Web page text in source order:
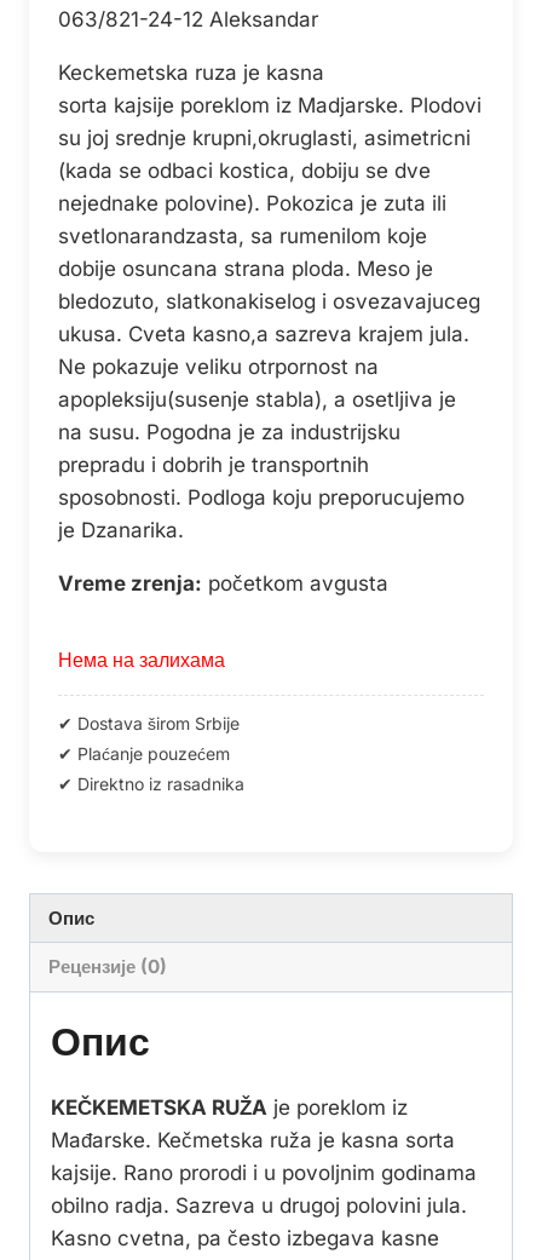
063/821-24-12 Aleksandar
Keckemetska ruza je kasna
sorta kajsije poreklom iz Madjarske. Plodovi
su joj srednje krupni,okruglasti, asimetricni
(kada se odbaci kostica, dobiju se dve
nejednake polovine). Pokozica je zuta ili
svetlonarandzasta, sa rumenilom koje
dobije osuncana strana ploda. Meso je
bledozuto, slatkonakiselog i osvezavajuceg
ukusa. Cveta kasno,a sazreva krajem jula.
Ne pokazuje veliku otrpornost na
apopleksiju(susenje stabla), a osetljiva je
na susu. Pogodna je za industrijsku
prepradu i dobrih je transportnih
sposobnosti. Podloga koju preporucujemo
je Dzanarika.
Vreme zrenja: početkom avgusta
Нема на залихама
Опис
Рецензије (0)
Опис
KEČKEMETSKA RUŽA je poreklom iz
Mađarske. Kečmetska ruža je kasna sorta
kajsije. Rano prorodi i u povoljnim godinama
obilno radja. Sazreva u drugoj polovini jula.
Kasno cvetna, pa često izbegava kasne